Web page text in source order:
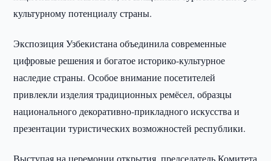
культурному потенциалу страны.
Экспозиция Узбекистана объединила современные
цифровые решения и богатое историко-культурное
наследие страны. Особое внимание посетителей
привлекли изделия традиционных ремёсел, образцы
национального декоративно-прикладного искусства и
презентации туристических возможностей республики.
Выступая на церемонии открытия, председатель Комитета